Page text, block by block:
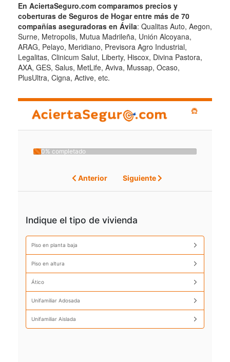
En AciertaSeguro.com comparamos precios y
coberturas de Seguros de Hogar entre más de 70
compañías aseguradoras en Ávila: Qualitas Auto, Aegon,
Surne, Metropolis, Mutua Madrileña, Unión Alcoyana,
ARAG, Pelayo, Meridiano, Previsora Agro Industrial,
Legalitas, Clinicum Salut, Liberty, Hiscox, Divina Pastora,
AXA, GES, Salus, MetLife, Aviva, Mussap, Ocaso,
PlusUltra, Cigna, Active, etc.
Anterior
0% completado
Siguiente
Indique el tipo de vivienda
Piso en planta baja
Piso en altura
Ático
Unifamiliar Adosada
Unifamiliar Aislada